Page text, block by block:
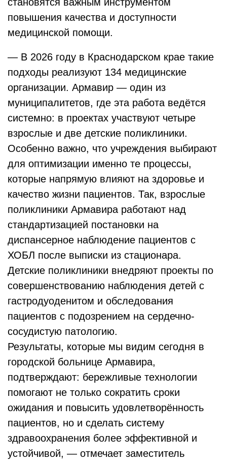
повышения качества и доступности
медицинской помощи.
— В 2026 году в Краснодарском крае такие
подходы реализуют 134 медицинские
организации. Армавир — один из
муниципалитетов, где эта работа ведётся
системно: в проектах участвуют четыре
взрослые и две детские поликлиники.
Особенно важно, что учреждения выбирают
для оптимизации именно те процессы,
которые напрямую влияют на здоровье и
качество жизни пациентов. Так, взрослые
поликлиники Армавира работают над
стандартизацией постановки на
диспансерное наблюдение пациентов с
ХОБЛ после выписки из стационара.
Детские поликлиники внедряют проекты по
совершенствованию наблюдения детей с
гастродуоденитом и обследования
пациентов с подозрением на сердечно-
сосудистую патологию.
Результаты, которые мы видим сегодня в
городской больнице Армавира,
подтверждают: бережливые технологии
помогают не только сократить сроки
ожидания и повысить удовлетворённость
пациентов, но и сделать систему
здравоохранения более эффективной и
устойчивой, — отмечает заместитель